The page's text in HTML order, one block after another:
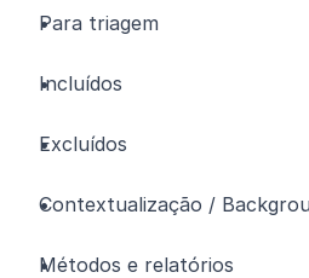
Para triagem
Incluídos
Excluídos
Contextualização /
Métodos e relatórios